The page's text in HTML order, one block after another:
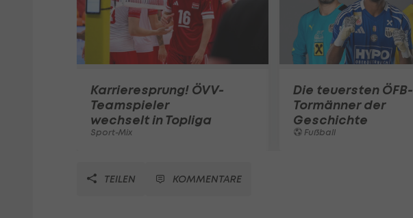
Karrieresprung! ÖVV-
Teamspieler
wechselt in Topliga
Sport-Mix
Die teuersten ÖFB-
Tormänner der
Geschichte
Fußball
TEILEN KOMMENTARE